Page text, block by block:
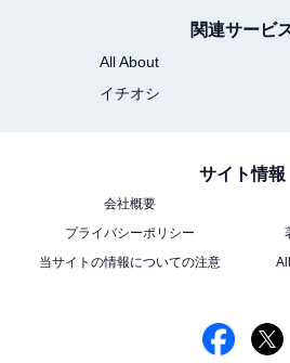
​7位までの全
関連サービ
All About
イチオシ
サイト情報
会社概要
プライバシーポリシー
当サイトの情報についての注意